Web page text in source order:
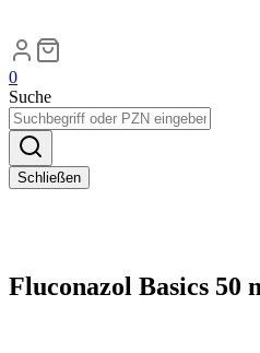
0
Suche
Schließen
Fluconazol Basics 50